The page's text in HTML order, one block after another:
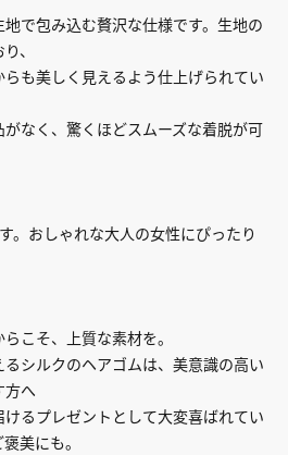
で包み込む贅沢な仕様です。生地の
、
も美しく見えるよう仕上げられてい
なく、驚くほどスムーズな着脱が可
。おしゃれな大人の女性にぴったり
こそ、上質な素材を。
シルクのヘアゴムは、美意識の高い
方へ
けるプレゼントとして大変喜ばれてい
美にも。